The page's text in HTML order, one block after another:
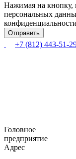
Нажимая на кнопку,
персональных
конфиденциальности
+7 (812) 443-51-
Головное
предприятие
Адрес